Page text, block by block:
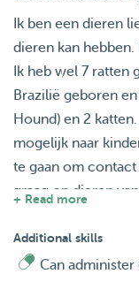
Ik ben een dieren
dieren kan
Ik heb wel 7 ratten
Brazilië geboren
Hound) en 2
mogelijk naar
te gaan om
graag op dieren
gaan wandelen en
Ik woon aan de
+ Read more
Additional skills
Can